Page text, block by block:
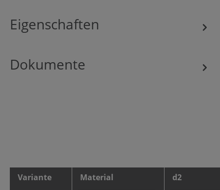
Eigenschaften
Dokumente
Variante Material d2